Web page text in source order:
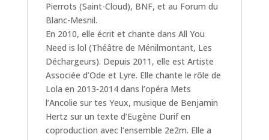
Pierrots (Saint-Cloud), BNF, et au Forum du
Blanc-Mesnil.
En 2010, elle écrit et chante dans All You
Need is lol (Théâtre de Ménilmontant, Les
Déchargeurs). Depuis 2011, elle est Artiste
Associée d’Ode et Lyre. Elle chante le rôle de
Lola en 2013-2014 dans l’opéra Mets
l’Ancolie sur tes Yeux, musique de Benjamin
Hertz sur un texte d’Eugène Durif en
coproduction avec l’ensemble 2e2m. Elle a